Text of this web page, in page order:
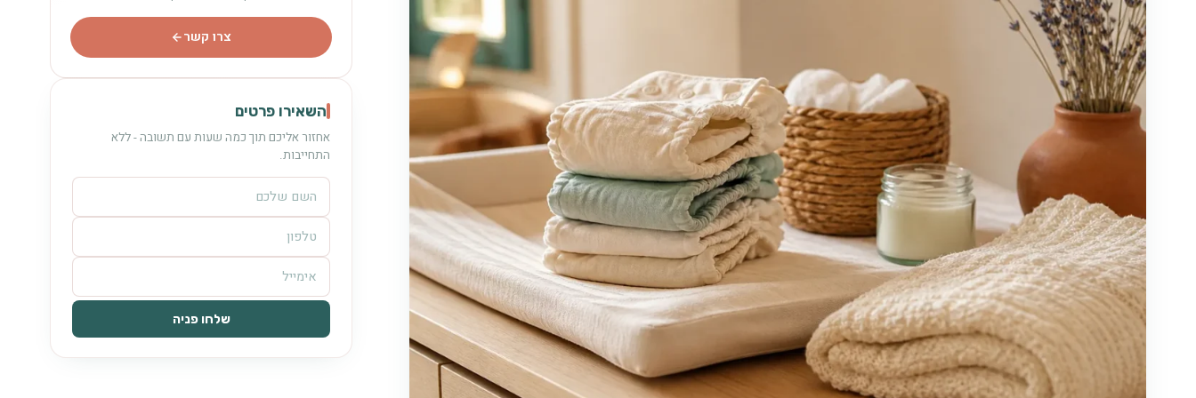
צרו קשר
השאירו פרטים
אחזור אליכם תוך כמה שעות עם תשובה - ללא
התחייבות.
שלחו פניה